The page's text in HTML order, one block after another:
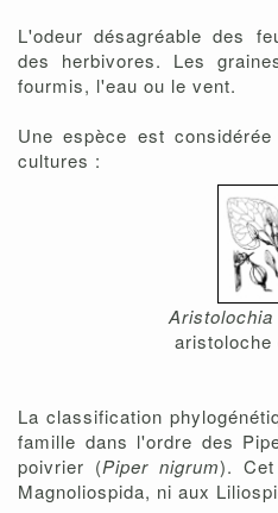
L'odeur désagréable des
des herbivores. Les
fourmis, l'eau ou le vent.
Une espèce est
cultures :
aristoloche
La classification
famille dans l'ordre des
poivrier (Piper nigrum). Cet
Magnoliospida, ni aux